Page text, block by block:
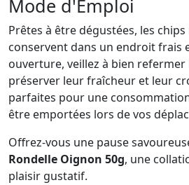
Mode d'Emploi
Prêtes à être dégustées, les
conservent dans un endroit frais
ouverture, veillez à bien
préserver leur fraîcheur et leur
parfaites pour une
être emportées lors de vos
Offrez-vous une pause
Rondelle Oignon 50g, une
plaisir gustatif.